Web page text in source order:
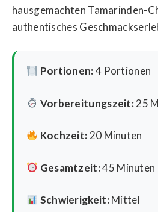
hausgemachten Tamarinden-
authentisches
Portionen:4 Portionen
Vorbereitungszeit:25
Kochzeit: 20 Minuten
Gesamtzeit:45 Minuten
Schwierigkeit:Mittel